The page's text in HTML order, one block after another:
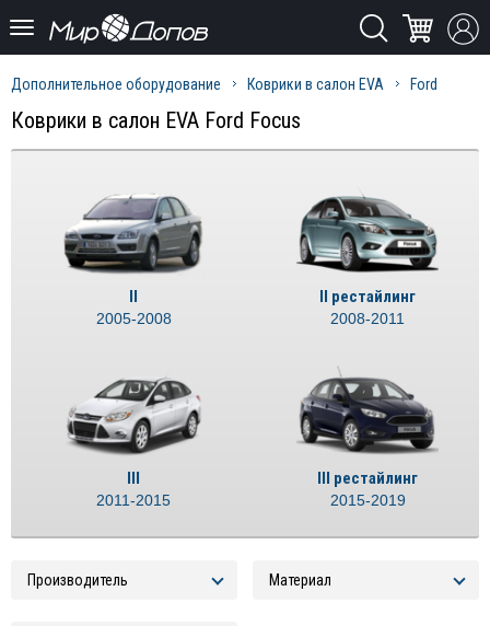
Дополнительное оборудование Коврики в салон EVA Ford
Коврики в салон EVA Ford Focus
II
2005-2008
II рестайлинг
2008-2011
III
2011-2015
III рестайлинг
2015-2019